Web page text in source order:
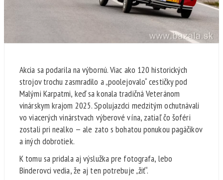
Akcia sa podarila na výbornú. Viac ako 120 historických
strojov trochu zasmradilo a „poolejovalo“ cestičky pod
Malými Karpatmi, keď sa konala tradičná Veteránom
vinárskym krajom 2025. Spolujazdci medzitým ochutnávali
vo viacerých vinárstvach výberové vína, zatiaľ čo šoféri
zostali pri nealko — ale zato s bohatou ponukou pagáčikov
a iných dobrotiek.
K tomu sa pridala aj výslužka pre fotografa, lebo
Binderovci vedia, že aj ten potrebuje „žiť“.